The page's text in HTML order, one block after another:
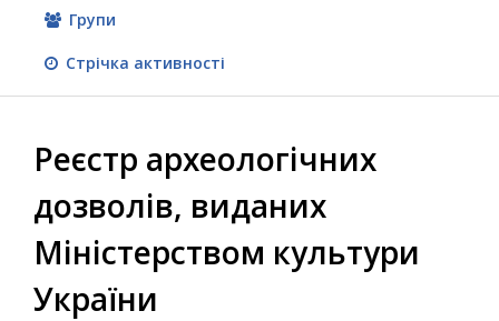
Групи
Стрічка активності
Реєстр археологічних
дозволів, виданих
Міністерством культури
України